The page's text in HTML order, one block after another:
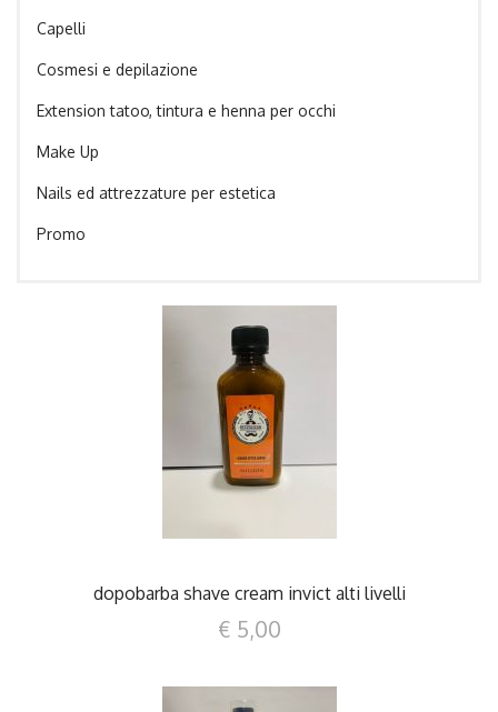
Capelli
Cosmesi e depilazione
Extension tatoo, tintura e henna per occhi
Make Up
Nails ed attrezzature per estetica
Promo
DETTAGLI
dopobarba shave cream invict alti livelli
€ 5,00